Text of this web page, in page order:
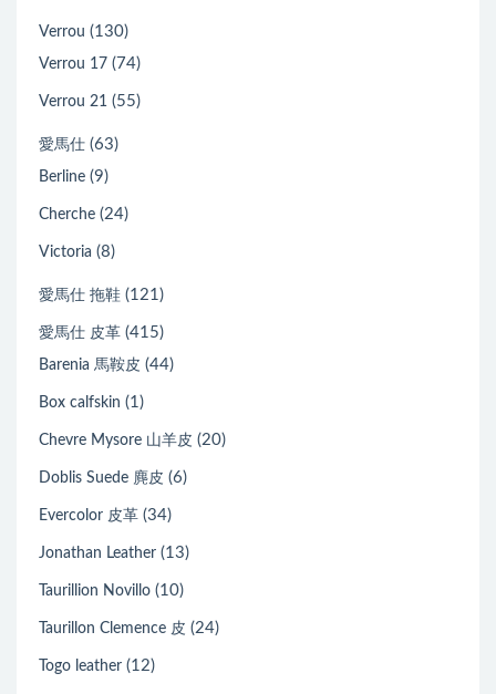
Verrou (130)
Verrou 17 (74)
Verrou 21 (55)
愛馬仕 (63)
Berline (9)
Cherche (24)
Victoria (8)
愛馬仕 拖鞋 (121)
愛馬仕 皮革 (415)
Barenia 馬鞍皮 (44)
Box calfskin (1)
Chevre Mysore 山羊皮 (20)
Doblis Suede 麂皮 (6)
Evercolor 皮革 (34)
Jonathan Leather (13)
Taurillion Novillo (10)
Taurillon Clemence 皮 (24)
Togo leather (12)